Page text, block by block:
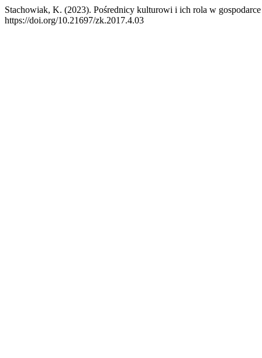
Stachowiak, K. (2023). Pośrednicy kulturowi i ich rola w
https://doi.org/10.21697/zk.2017.4.03